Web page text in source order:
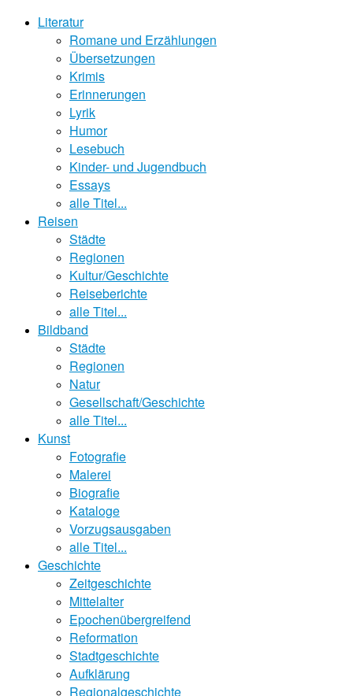
Literatur
Romane und Erzählungen
Übersetzungen
Krimis
Erinnerungen
Lyrik
Humor
Lesebuch
Kinder- und Jugendbuch
Essays
alle Titel...
Reisen
Städte
Regionen
Kultur/Geschichte
Reiseberichte
alle Titel...
Bildband
Städte
Regionen
Natur
Gesellschaft/Geschichte
alle Titel...
Kunst
Fotografie
Malerei
Biografie
Kataloge
Vorzugsausgaben
alle Titel...
Geschichte
Zeitgeschichte
Mittelalter
Epochenübergreifend
Reformation
Stadtgeschichte
Aufklärung
Regionalgeschichte